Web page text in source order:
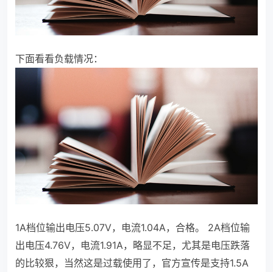
下面看看负载情况：
1A档位输出电压5.07V，电流1.04A，合格。
2A档位输
出电压4.76V，电流1.91A，略显不足，尤其是电压跌落
的比较狠，当然这是过载使用了，官方宣传是支持1.5A